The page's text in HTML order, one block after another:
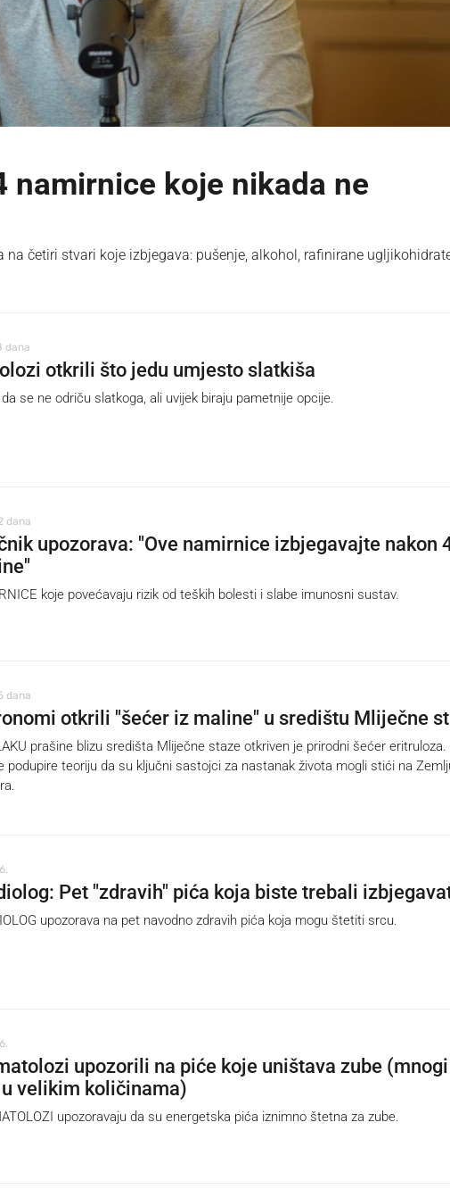
koje nikada ne
na četiri stvari koje izbjegava: pušenje, alkohol, rafinirane
dana
otkrili što jedu umjesto slatkiša
da se ne odriču slatkoga, ali uvijek biraju pametnije opcije.
dana
upozorava: "Ove namirnice izbjegavajte nakon
koje povećavaju rizik od teških bolesti i slabe imunosni sustav.
dana
otkrili "šećer iz maline" u središtu Mliječne
prašine blizu središta Mliječne staze otkriven je prirodni šećer eritruloza.
podupire teoriju da su ključni sastojci za nastanak života mogli stići na
Pet "zdravih" pića koja biste trebali
upozorava na pet navodno zdravih pića koja mogu štetiti srcu.
upozorili na piće koje uništava zube
velikim količinama)
upozoravaju da su energetska pića iznimno štetna za zube.